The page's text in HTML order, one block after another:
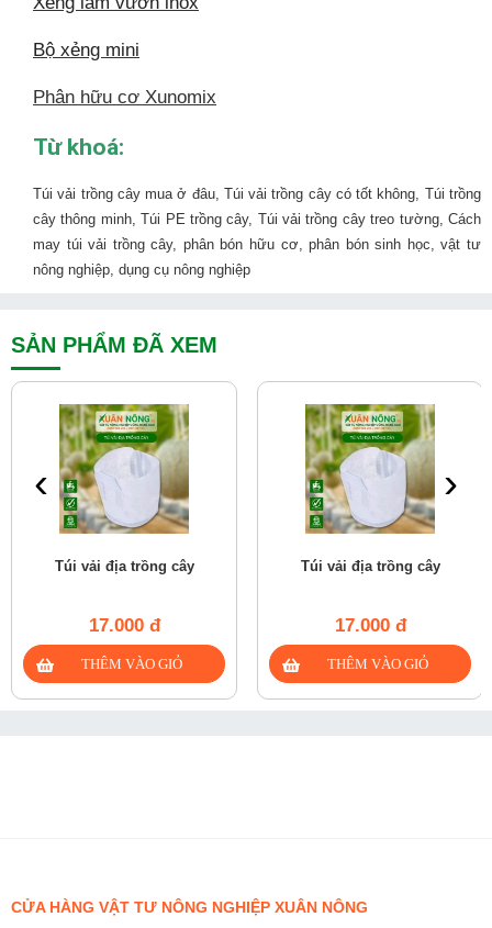
Bộ xẻng mini
Phân hữu cơ Xunomix
Từ khoá:
Túi vải trồng cây mua ở đâu, Túi vải trồng cây có tốt không, Túi trồng
cây thông minh, Túi PE trồng cây, Túi vải trồng cây treo tường, Cách
may túi vải trồng cây, phân bón hữu cơ, phân bón sinh học, vật tư
nông nghiệp, dụng cụ nông nghiệp
SẢN PHẨM ĐÃ XEM
Túi vải địa trồng cây
17.000 đ
Túi vải địa trồng cây
17.000 đ
‹ ›
CỬA HÀNG VẬT TƯ NÔNG NGHIỆP XUÂN NÔNG